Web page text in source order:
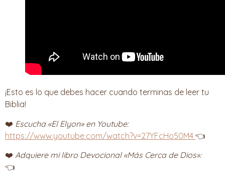
¡Esto es lo que debes hacer cuando terminas de leer tu
Biblia!
❤️ Escucha «El Elyon» en Youtube:
https://www.youtube.com/watch?v=27YFcHo50M4 👈
❤️ Adquiere mi libro Devocional «Más Cerca de Dios»:
👈